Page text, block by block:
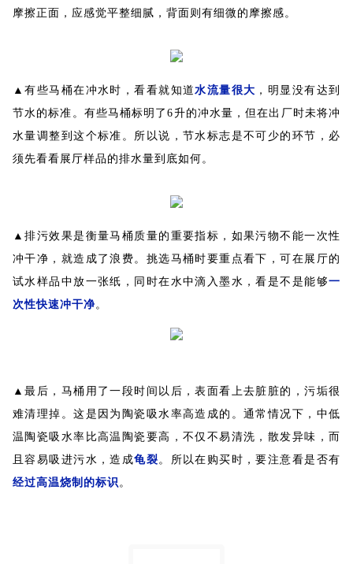
摩擦正面，应感觉平整细腻，背面则有细微的摩擦感。
▲有些马桶在冲水时，看看就知道水流量很大 ，明显没有达到
节水的标准。有些马桶标明了6升的冲水量，但在出厂时未将冲
水量调整到这个标准。所以说，节水标志是不可少的环节，必
须先看看展厅样品的排水量到底如何。
▲排污效果是衡量马桶质量的重要指标，如果污物不能一次性
冲干净，就造成了浪费。挑选马桶时要重点看下，可在展厅的
试水样品中放一张纸，同时在水中滴入墨水，看是不是能够一
次性快速冲干净。
▲最后，马桶用了一段时间以后，表面看上去脏脏的，污垢很
难清理掉。这是因为陶瓷吸水率高造成的。通常情况下，中低
温陶瓷吸水率比高温陶瓷要高，不仅不易清洗，散发异味，而
且容易吸进污水，造成龟裂。所以在购买时，要注意看是否有
经过高温烧制的标识。